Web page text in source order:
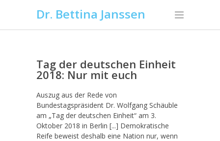
Dr. Bettina Janssen
Tag der deutschen Einheit
2018: Nur mit euch
Auszug aus der Rede von
Bundestagspräsident Dr. Wolfgang Schäuble
am „Tag der deutschen Einheit“ am 3.
Oktober 2018 in Berlin [...] Demokratische
Reife beweist deshalb eine Nation nur, wenn